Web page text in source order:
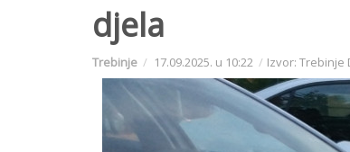
djela
Trebinje 17.09.2025. u 10:22 Izvor: Trebinje